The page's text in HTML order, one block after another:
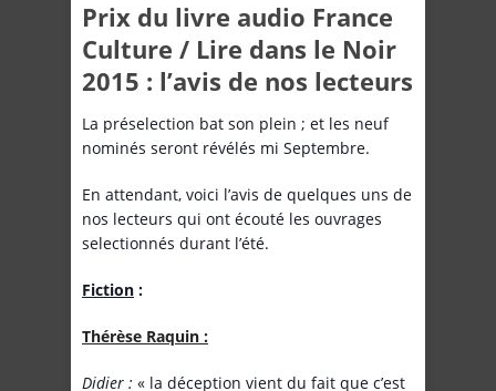
Prix du livre audio France
Culture / Lire dans le Noir
2015 : l’avis de nos lecteurs
La préselection bat son plein ; et les neuf
nominés seront révélés mi Septembre.
En attendant, voici l’avis de quelques uns de
nos lecteurs qui ont écouté les ouvrages
selectionnés durant l’été.
Fiction :
Thérèse Raquin :
Didier : « la déception vient du fait que c’est